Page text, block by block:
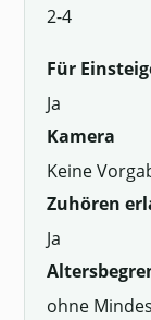
2-4
Für
Ja
Kamera
Keine
Zuhören
Ja
ohne